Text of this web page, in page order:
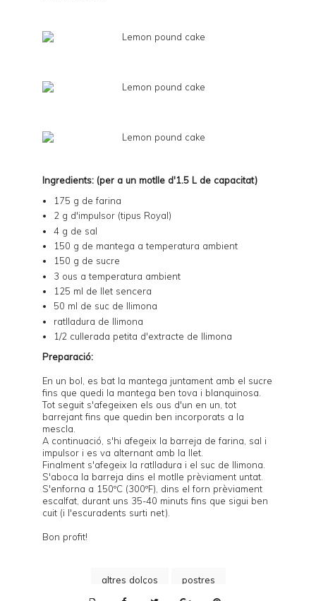
Ingredients: (per a un motlle d'1.5 L de capacitat)
175 g de farina
2 g d'impulsor (tipus Royal)
4 g de sal
150 g de mantega a temperatura ambient
150 g de sucre
3 ous a temperatura ambient
125 ml de llet sencera
50 ml de suc de llimona
ratlladura de llimona
1/2 cullerada petita d'extracte de llimona
Preparació:
En un bol, es bat la mantega juntament amb el sucre
fins que quedi la mantega ben tova i blanquinosa.
Tot seguit s'afegeixen els ous d'un en un, tot
barrejant fins que quedin ben incorporats a la
mescla.
A continuació, s'hi afegeix la barreja de farina, sal i
impulsor i es va alternant amb la llet.
Finalment s'afegeix la ratlladura i el suc de llimona.
S'aboca la barreja dins el motlle prèviament untat.
S'enforna a 150ºC (300ºF), dins el forn prèviament
escalfat, durant uns 35-40 minuts fins que sigui ben
cuit (i l'escuradents surti net).
Bon profit!
altres dolços
postres